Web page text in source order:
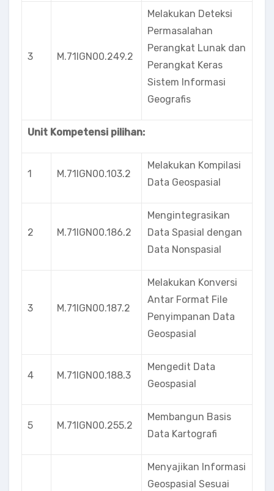
3 M.71IGN00.249.2
Melakukan Deteksi
Permasalahan
Perangkat Lunak dan
Perangkat Keras
Sistem Informasi
Geografis
Unit Kompetensi pilihan:
1 M.71IGN00.103.2
Melakukan Kompilasi
Data Geospasial
2 M.71IGN00.186.2
Mengintegrasikan
Data Spasial dengan
Data Nonspasial
3 M.71IGN00.187.2
Melakukan Konversi
Antar Format File
Penyimpanan Data
Geospasial
4 M.71IGN00.188.3
Mengedit Data
Geospasial
5 M.71IGN00.255.2
Membangun Basis
Data Kartografi
Menyajikan Informasi
Geospasial Sesuai